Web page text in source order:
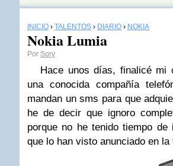
INICIO › TALENTOS › DIARIO › NOKIA
Nokia Lumia
Por Sory
Hace unos días, finalicé mi
una conocida compañía
mandan un sms para que
he de decir que ignoro
porque no he tenido tiempo
que lo han visto anunciado en la